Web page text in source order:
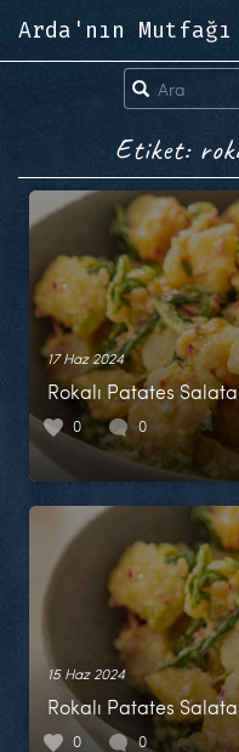
Arda'nın Mutfağı
Etiket:
17 Haz 2024
Rokalı Patates
0 0
15 Haz 2024
Rokalı Patates
0 0